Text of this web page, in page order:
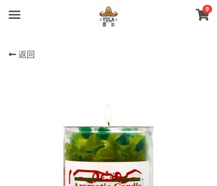
0
商城
返回
×
商品分类
所有商品分类